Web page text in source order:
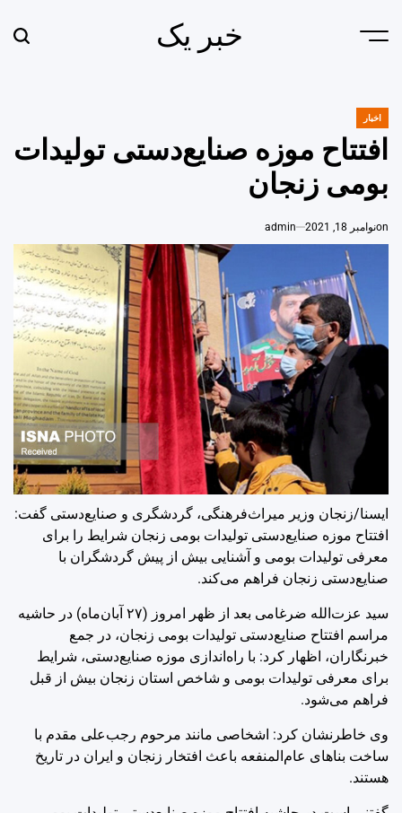
Menu خبر یک
POSTED
IN
اخبار
افتتاح موزه صنایع‌دستی تولیدات
بومی زنجان
onنوامبر 18, 2021 admin
ایسنا/زنجان وزیر میراث‌فرهنگی، گردشگری و صنایع‌دستی گفت:
افتتاح موزه صنایع‌دستی تولیدات بومی زنجان شرایط را برای
معرفی تولیدات بومی و آشنایی بیش از پیش گردشگران با
صنایع‌دستی زنجان فراهم می‌کند.
سید عزت‌الله ضرغامی بعد از ظهر امروز (۲۷ آبان‌ماه) در حاشیه
مراسم افتتاح صنایع‌دستی تولیدات بومی زنجان، در جمع
خبرنگاران، اظهار کرد: با راه‌اندازی موزه صنایع‌دستی، شرایط
برای معرفی تولیدات بومی و شاخص استان زنجان بیش از قبل
فراهم می‌شود.
وی خاطرنشان کرد: اشخاصی مانند مرحوم رجب‌علی مقدم با
ساخت بناهای عام‌المنفعه باعث افتخار زنجان و ایران در تاریخ
هستند.